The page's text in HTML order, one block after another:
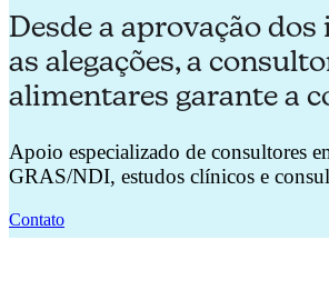
Desde a aprovação
as alegações, a
alimentares garante a
Apoio especializado de consultores
GRAS/NDI, estudos clínicos e
Contato